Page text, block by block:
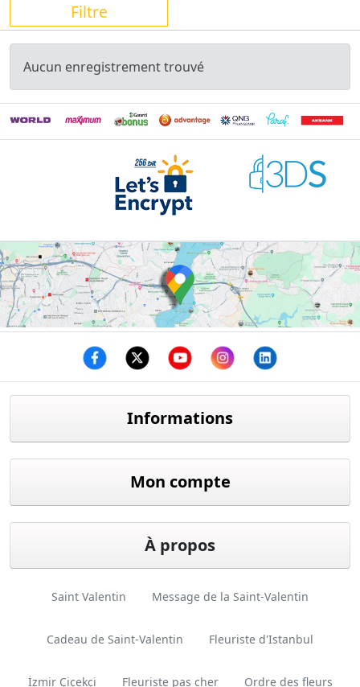
Filtre
Aucun enregistrement trouvé
Informations
Mon compte
À propos
Saint Valentin Message de la Saint-Valentin
Cadeau de Saint-Valentin Fleuriste d'Istanbul
İzmir Çiçekçi Fleuriste pas cher Ordre des fleurs